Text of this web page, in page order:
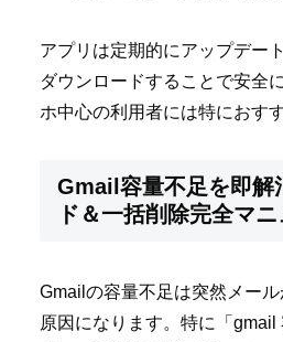
アプリは定期的にアップデー
ダウンロードすることで安全
ホ中心の利用者には特におす
Gmail容量不足を即解
ド＆一括削除完全マ
Gmailの容量不足は突然メー
原因になります。特に「gmail